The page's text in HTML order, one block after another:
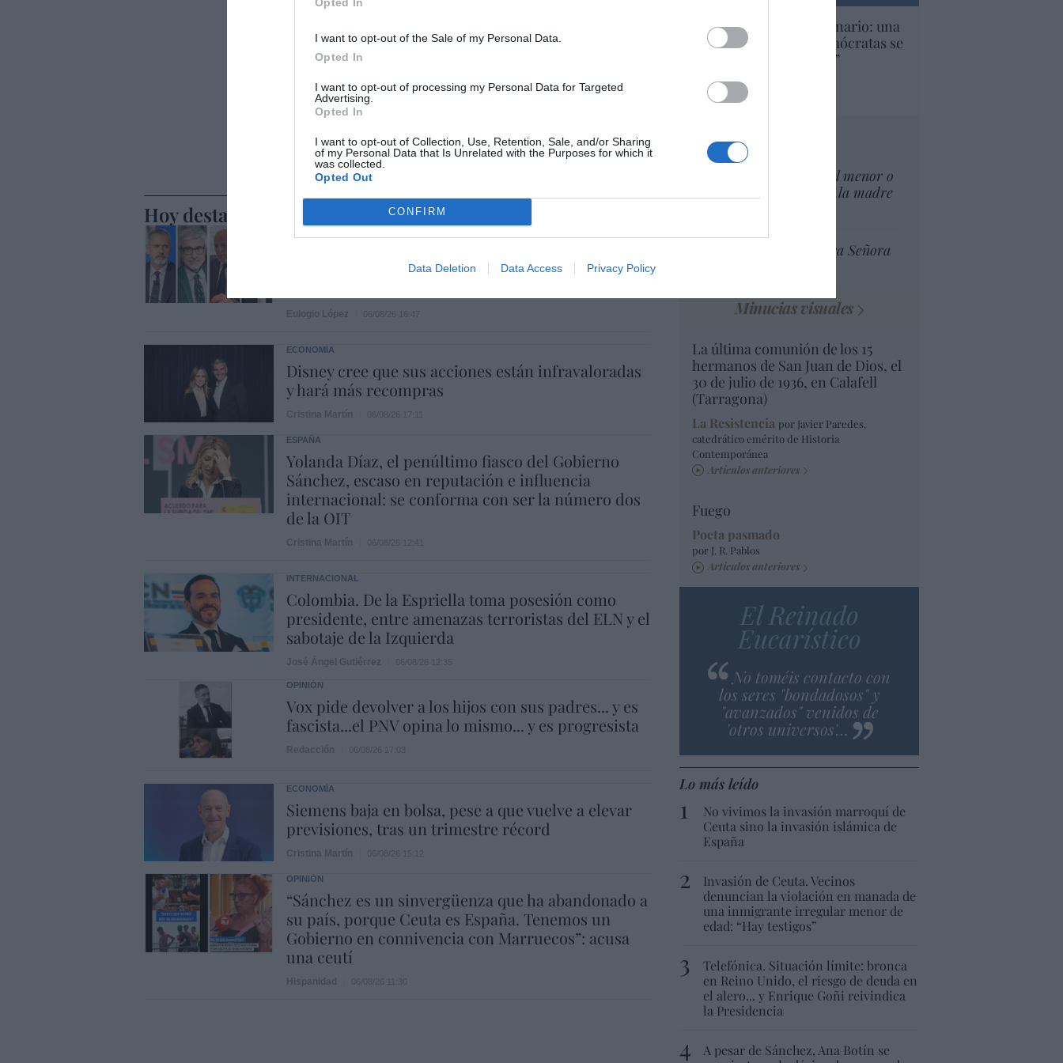
I want to opt-out of the Sale of my Personal Data.
Opted In
I want to opt-out of processing my Personal Data for Targeted
Advertising.
Opted In
I want to opt-out of Collection, Use, Retention, Sale, and/or Sharing
of my Personal Data that Is Unrelated with the Purposes for which it
was collected.
Opted Out
CONFIRM
Data Deletion Data Access Privacy Policy
Hoy destacamos
Unido, el riesgo de deuda en el alero... y Enrique
ECONOMÍA
Disney cree que sus acciones están infravaloradas
y hará más recompras
ESPAÑA
Yolanda Díaz, el penúltimo fiasco del Gobierno
Sánchez, escaso en reputación e influencia
internacional: se conforma con ser la número dos
de la OIT
INTERNACIONAL
Colombia. De la Espriella toma posesión como
presidente, entre amenazas terroristas del ELN y el
sabotaje de la Izquierda
OPINIÓN
Vox pide devolver a los hijos con sus padres... y es
fascista...el PNV opina lo mismo... y es progresista
ECONOMÍA
Siemens baja en bolsa, pese a que vuelve a elevar
previsiones, tras un trimestre récord
OPINIÓN
“Sánchez es un sinvergüenza que ha abandonado a
su país, porque Ceuta es España. Tenemos un
Gobierno en connivencia con Marruecos”: acusa
una ceutí
EEUU. Inquietante escenario: una
tercera parte de los demócratas se
define como “socialista”
por Ignacio Aguirre
Artículos anteriores
¿El Superior interés el menor o
el superior interés de la madre
Ceuta celebra Nuestra Señora
Minucias visuales
La última comunión de los 15
hermanos de San Juan de Dios, el
30 de julio de 1936, en Calafell
(Tarragona)
La Resistencia por Javier Paredes,
catedrático emérito de Historia
Contemporánea
Artículos anteriores
Fuego
Poeta pasmado
por J. R. Pablos
Artículos anteriores
El Reinado
Eucarístico
No toméis contacto con
los seres "bondadosos" y
"avanzados" venidos de
'otros universos'…
Lo más leído
No vivimos la invasión marroquí de
Ceuta sino la invasión islámica de
España
Invasión de Ceuta. Vecinos
denuncian la violación en manada de
una inmigrante irregular menor de
edad: “Hay testigos”
Telefónica. Situación límite: bronca
en Reino Unido, el riesgo de deuda en
el alero... y Enrique Goñi reivindica
la Presidencia
A pesar de Sánchez, Ana Botín se